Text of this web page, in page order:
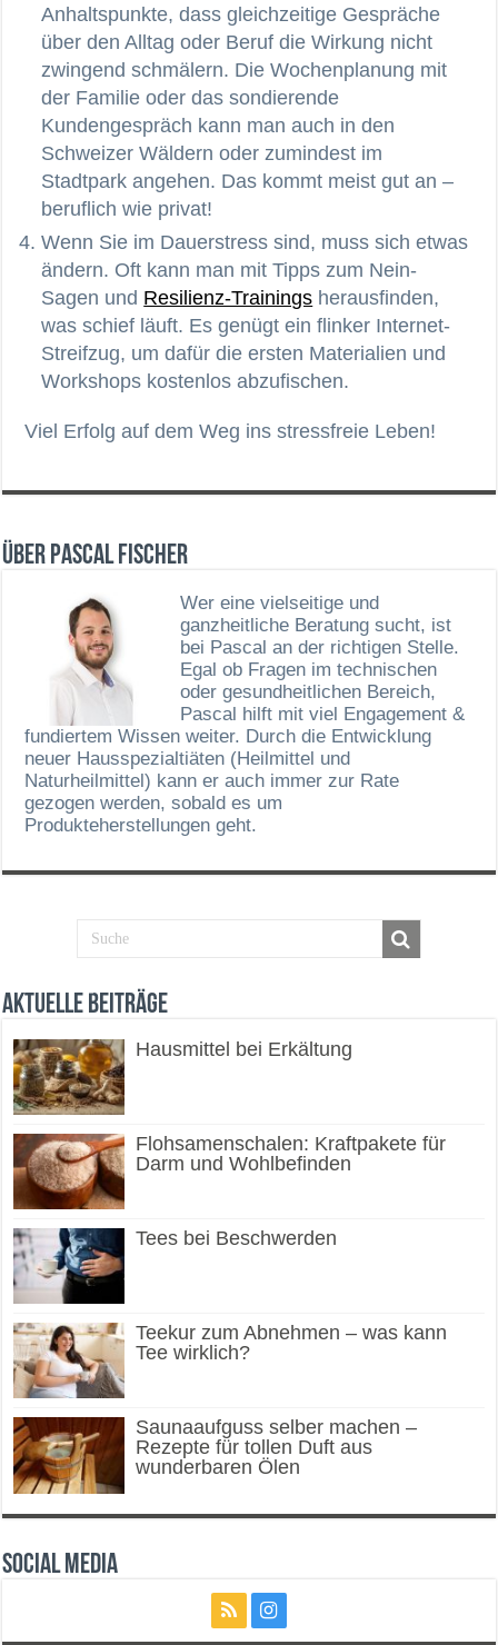
Anhaltspunkte, dass gleichzeitige Gespräche
über den Alltag oder Beruf die Wirkung nicht
zwingend schmälern. Die Wochenplanung mit
der Familie oder das sondierende
Kundengespräch kann man auch in den
Schweizer Wäldern oder zumindest im
Stadtpark angehen. Das kommt meist gut an –
beruflich wie privat!
Wenn Sie im Dauerstress sind, muss sich etwas
ändern. Oft kann man mit Tipps zum Nein-
Sagen und Resilienz-Trainings herausfinden,
was schief läuft. Es genügt ein flinker Internet-
Streifzug, um dafür die ersten Materialien und
Workshops kostenlos abzufischen.
Viel Erfolg auf dem Weg ins stressfreie Leben!
Über Pascal Fischer
Wer eine vielseitige und
ganzheitliche Beratung sucht, ist
bei Pascal an der richtigen Stelle.
Egal ob Fragen im technischen
oder gesundheitlichen Bereich,
Pascal hilft mit viel Engagement &
fundiertem Wissen weiter. Durch die Entwicklung
neuer Hausspezialtiäten (Heilmittel und
Naturheilmittel) kann er auch immer zur Rate
gezogen werden, sobald es um
Produkteherstellungen geht.
Aktuelle Beiträge
Hausmittel bei Erkältung
Flohsamenschalen: Kraftpakete für
Darm und Wohlbefinden
Tees bei Beschwerden
Teekur zum Abnehmen – was kann
Tee wirklich?
Saunaaufguss selber machen –
Rezepte für tollen Duft aus
wunderbaren Ölen
Social Media